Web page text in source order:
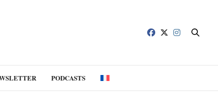
PODCASTS